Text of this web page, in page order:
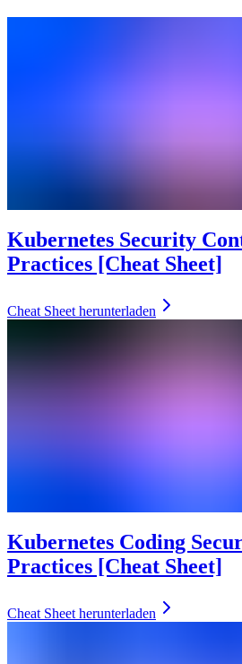
Kubernetes Security
Practices [Cheat Sheet]
Cheat Sheet herunterladen
Kubernetes Coding
Practices [Cheat Sheet]
Cheat Sheet herunterladen